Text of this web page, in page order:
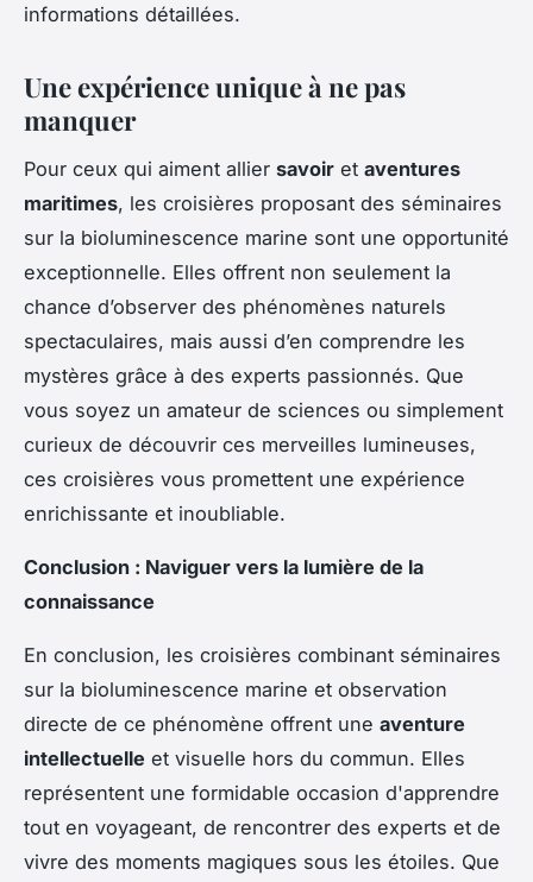
informations détaillées.
Une expérience unique à ne pas
manquer
Pour ceux qui aiment allier savoir et aventures
maritimes, les croisières proposant des séminaires
sur la bioluminescence marine sont une opportunité
exceptionnelle. Elles offrent non seulement la
chance d’observer des phénomènes naturels
spectaculaires, mais aussi d’en comprendre les
mystères grâce à des experts passionnés. Que
vous soyez un amateur de sciences ou simplement
curieux de découvrir ces merveilles lumineuses,
ces croisières vous promettent une expérience
enrichissante et inoubliable.
Conclusion : Naviguer vers la lumière de la
connaissance
En conclusion, les croisières combinant séminaires
sur la bioluminescence marine et observation
directe de ce phénomène offrent une aventure
intellectuelle et visuelle hors du commun. Elles
représentent une formidable occasion d'apprendre
tout en voyageant, de rencontrer des experts et de
vivre des moments magiques sous les étoiles. Que